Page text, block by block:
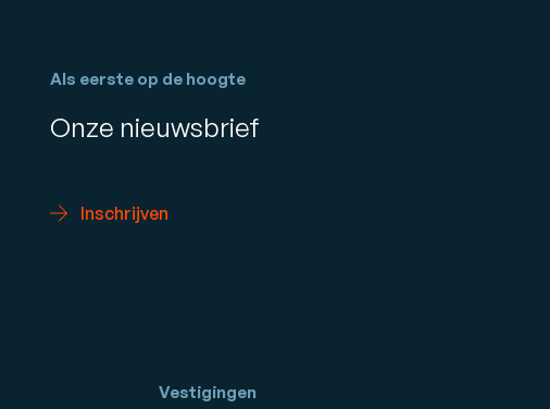
Als eerste op de hoogte
Onze nieuwsbrief
Inschrijven
Vestigingen